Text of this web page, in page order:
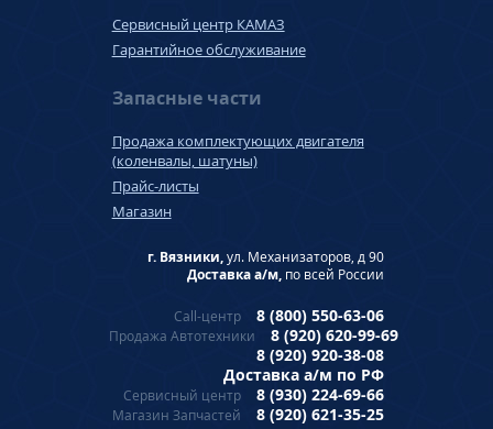
Сервисный центр КАМАЗ
Гарантийное обслуживание
Запасные части
Продажа комплектующих двигателя
(коленвалы, шатуны)
Прайс-листы
Магазин
г. Вязники,ул. Механизаторов, д 90
Доставка а/м, по всей России
Call-центр 8 (800) 550-63-06
Продажа Автотехники
8 (920) 620-99-69
8 (920) 920-38-08
Доставка а/м по РФ
Сервисный центр 8 (930) 224-69-66
Магазин Запчастей
8 (920) 621-35-25